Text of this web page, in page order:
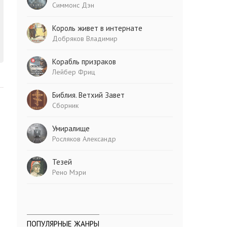
Симмонс Дэн
Король живет в интернате
Добряков Владимир
Корабль призраков
Лейбер Фриц
Библия. Ветхий Завет
Сборник
Умиралище
Росляков Александр
Тезей
Рено Мэри
ПОПУЛЯРНЫЕ ЖАНРЫ